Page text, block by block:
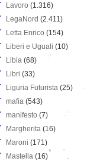
Lavoro (1.316)
LegaNord (2.411)
Letta Enrico (154)
Liberi e Uguali (10)
Libia (68)
Libri (33)
Liguria Futurista (25)
mafia (543)
manifesto (7)
Margherita (16)
Maroni (171)
Mastella (16)